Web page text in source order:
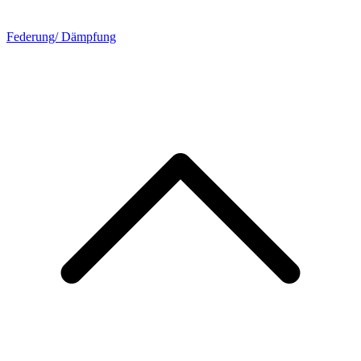
Federung/ Dämpfung